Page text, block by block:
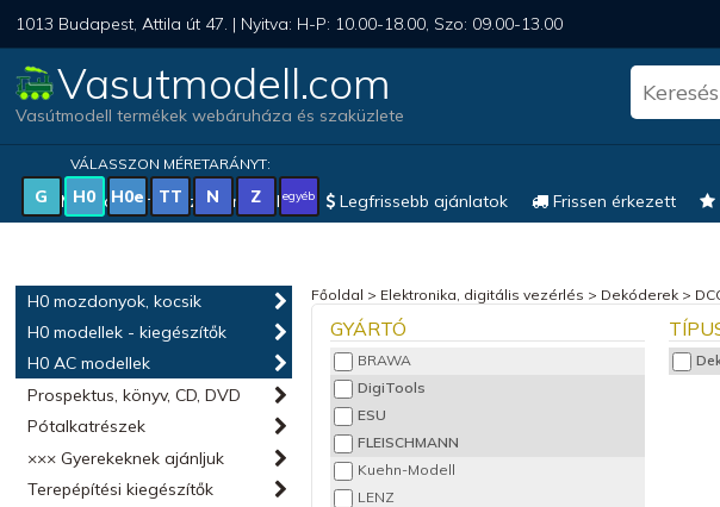
1013 Budapest, Attila út 47. | Nyitva: H-P: 10.00-18.00, Szo: 09.00-13.00
Vasutmodell.com
Vasútmodell termékek webáruháza és szaküzlete
VÁLASSZON MÉRETARÁNYT:
G H0 H0e TT N Z egyéb
Magyar vonatkozású modellek
Legfrissebb ajánlatok Frissen érkezett
H0 mozdonyok, kocsik
H0 modellek - kiegészítők
H0 AC modellek
Prospektus, könyv, CD, DVD
Pótalkatrészek
××× Gyerekeknek ajánljuk
Terepépítési kiegészítők
Főoldal > Elektronika, digitális vezérlés > Dekóderek >
GYÁRTÓ
BRAWA
DigiTools
ESU
FLEISCHMANN
Kuehn-Modell
LENZ